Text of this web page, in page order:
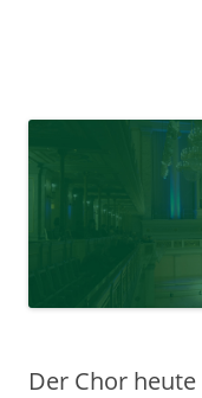
Der Chor heute